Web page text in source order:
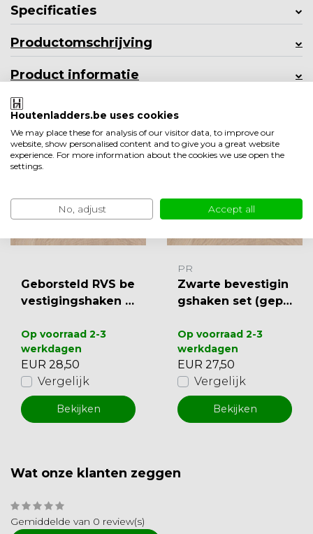
Specificaties
Productomschrijving
Product informatie
Minder weergeven
Ook leuk om te bekijken
Geborsteld RVS be
vestigingshaken s
Op voorraad 2-3
werkdagen
EUR 28,50
Vergelijk
Bekijken
PR
Zwarte bevestigin
gshaken set (gepo
Op voorraad 2-3
werkdagen
EUR 27,50
Vergelijk
Bekijken
Wat onze klanten zeggen
Gemiddelde van 0 review(s)
Houtenladders.be uses cookies
We may place these for analysis of our visitor data, to improve our
website, show personalised content and to give you a great website
experience. For more information about the cookies we use open the
settings.
No, adjust Accept all